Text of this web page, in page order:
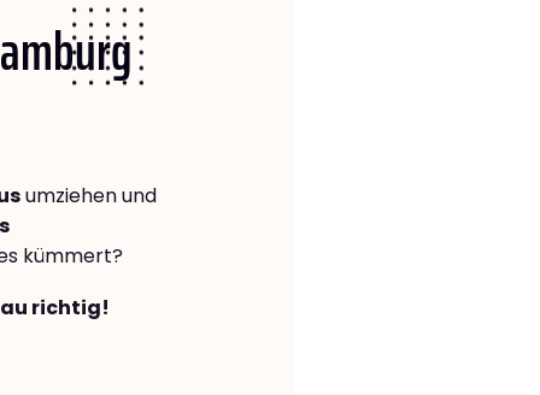
umziehen und
kümmert?
richtig!